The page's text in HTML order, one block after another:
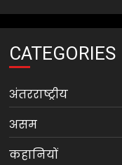
CATEGORIES
अंतरराष्ट्रीय
असम
कहानियों